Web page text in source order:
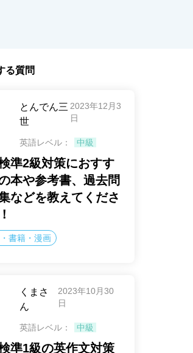
な活用方法は？
る質問
とんでん三
世
2023年12月3
日
英語レベル： 中級
準2級対策におすす
本や参考書、過去問
などを教えてくださ
書籍・漫画
くまさ
ん
2023年10月30
日
英語レベル： 中級
準1級の英作文対策